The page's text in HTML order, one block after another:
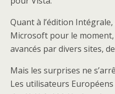
Quant à l’édition
Microsoft pour le
avancés par divers sites,
Mais les surprises ne
Les utilisateurs